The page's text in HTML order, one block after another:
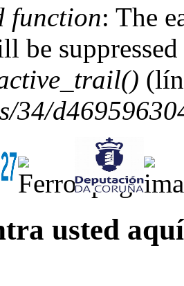
function: The
be
34/
usted aquí